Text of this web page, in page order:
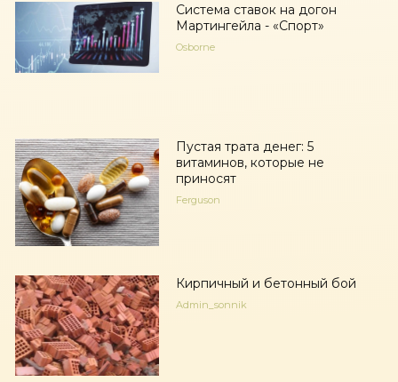
Система ставок на догон
Мартингейла - «Спорт»
Osborne
Пустая трата денег: 5
витаминов, которые не
приносят
Ferguson
Кирпичный и бетонный бой
Admin_sonnik